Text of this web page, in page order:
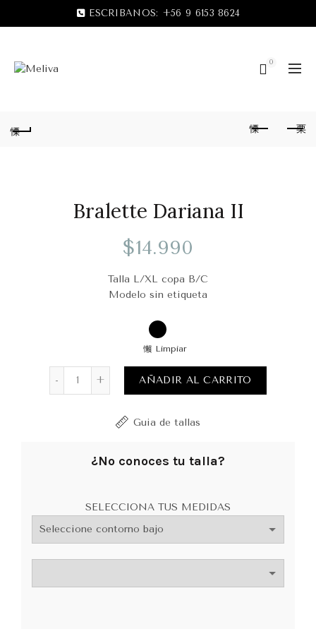
ESCRIBANOS: +56 9 6153 8624
0
Bralette Dariana II
$14.990
Talla L/XL copa B/C
Modelo sin etiqueta
Limpiar
Bralette Dariana II cantidad
AÑADIR AL CARRITO
Guia de tallas
¿No conoces tu talla?
SELECCIONA TUS MEDIDAS